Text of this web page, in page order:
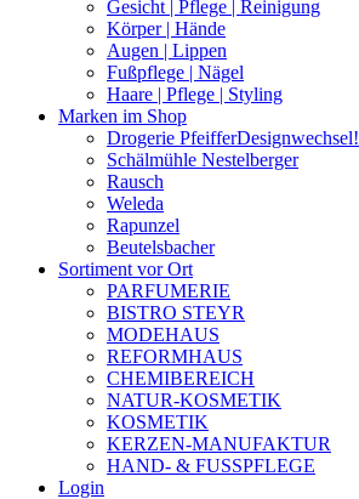
Gesicht | Pflege | Reinigung
Körper | Hände
Augen | Lippen
Fußpflege | Nägel
Haare | Pflege | Styling
Marken im Shop
Drogerie PfeifferDesignwechsel!
Schälmühle Nestelberger
Rausch
Weleda
Rapunzel
Beutelsbacher
Sortiment vor Ort
PARFUMERIE
BISTRO STEYR
MODEHAUS
REFORMHAUS
CHEMIBEREICH
NATUR-KOSMETIK
KOSMETIK
KERZEN-MANUFAKTUR
HAND- & FUSSPFLEGE
Login